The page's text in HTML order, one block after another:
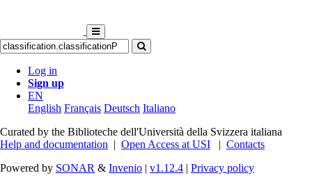
Log in
Sign up
EN
English Français Deutsch Italiano
Curated by the Biblioteche dell'Università della Svizzera italiana
Help and documentation | Open Access at USI | Contacts
Powered by SONAR & Invenio | v1.12.4 | Privacy policy